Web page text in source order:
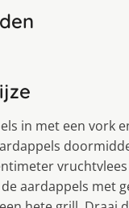
in met een vork
aardappels met